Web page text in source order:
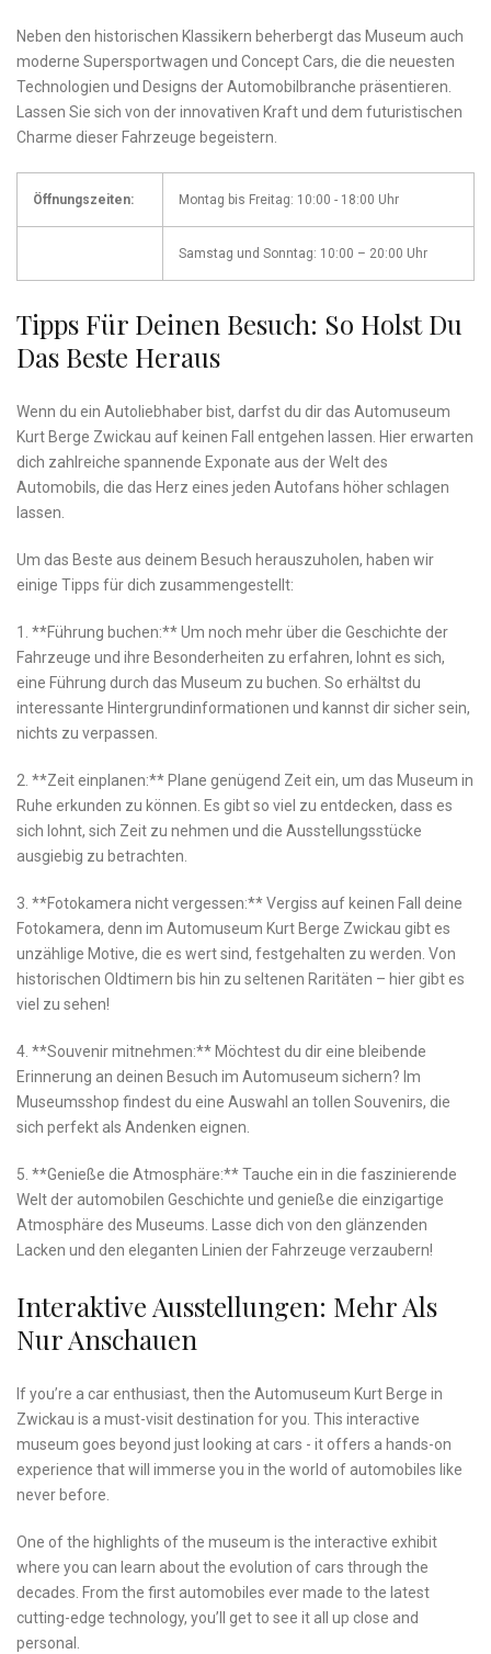
Neben ⁢den ⁢historischen Klassikern beherbergt⁤ das Museum auch
moderne ‍Supersportwagen und ‍Concept Cars, die⁢ die⁢ neuesten
Technologien und Designs‍ der ‍Automobilbranche ⁣präsentieren.
⁣Lassen Sie‌ sich von der ​innovativen Kraft‍ und dem ⁣futuristischen
⁣Charme‌ dieser Fahrzeuge begeistern.
Öffnungszeiten: Montag⁤ bis⁤ Freitag:‍ 10:00 -‌ 18:00 Uhr
Samstag⁤ und Sonntag: 10:00 – ‌20:00 Uhr
Tipps⁢ Für Deinen Besuch: So Holst Du
Das Beste Heraus
Wenn du ein Autoliebhaber bist, darfst⁣ du dir das Automuseum
Kurt Berge‌ Zwickau‌ auf keinen⁣ Fall entgehen lassen. Hier erwarten
‍dich zahlreiche⁢ spannende Exponate aus ​der Welt des
Automobils, die das⁢ Herz eines jeden ‍Autofans höher schlagen
lassen.
Um das⁢ Beste aus deinem Besuch‍ herauszuholen, haben wir
einige Tipps⁤ für dich​ zusammengestellt:
1. **Führung buchen:** Um noch⁢ mehr über die Geschichte der
‌Fahrzeuge⁤ und ihre⁣ Besonderheiten zu erfahren, ‌lohnt⁤ es sich,​
eine ‌Führung durch ​das⁣ Museum⁣ zu ​buchen.​ So ⁤erhältst du
interessante Hintergrundinformationen und kannst dir sicher ⁢sein,
‍nichts zu verpassen.
2.​ **Zeit ⁢einplanen:**​ Plane genügend ‍Zeit ein, um das Museum in
Ruhe erkunden zu‌ können.⁤ Es gibt so ‌viel zu⁤ entdecken, dass ‌es
sich lohnt, sich Zeit zu⁣ nehmen und die Ausstellungsstücke
ausgiebig‌ zu betrachten.
3. **Fotokamera nicht vergessen:** ‍Vergiss auf keinen Fall deine
Fotokamera,‌ denn im Automuseum Kurt ‍Berge Zwickau gibt es
unzählige Motive, die es wert ⁢sind, festgehalten zu werden. ‌Von
historischen Oldtimern bis hin zu⁢ seltenen Raritäten – ⁤hier gibt⁣ es
⁤viel ⁣zu⁢ sehen!
4.⁢ **Souvenir mitnehmen:** Möchtest du dir eine bleibende
Erinnerung‍ an‌ deinen Besuch⁤ im Automuseum sichern? Im​
Museumsshop findest du eine Auswahl an tollen Souvenirs, die
sich⁢ perfekt als ⁣Andenken eignen.
5. **Genieße⁢ die ‍Atmosphäre:**⁢ Tauche‌ ein in die ‌faszinierende
Welt der automobilen Geschichte und genieße die einzigartige‌
Atmosphäre des Museums. Lasse dich von ‌den glänzenden
Lacken und ​den eleganten Linien der Fahrzeuge verzaubern!
Interaktive Ausstellungen: Mehr Als ​
Nur⁢ Anschauen
If you’re a car enthusiast, then‌ the Automuseum Kurt ‍Berge in⁢
Zwickau is a must-visit destination for you. This ‍interactive
⁣museum goes beyond just looking at cars ‌- it offers a ‌hands-on
experience⁣ that will ​immerse you in‍ the world ⁢of​ automobiles like‍
never‍ before.
One of the highlights ⁤of the museum is the​ interactive exhibit
‍where you can learn about the evolution⁢ of⁤ cars through ‌the⁢
decades. From the first automobiles ever made to the latest⁣
cutting-edge ‍technology, you’ll ​get ⁤to see it ‌all up close ⁤and⁤
personal.